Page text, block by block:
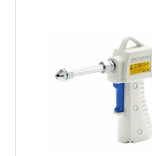
トイレットペー
パー ダブル60
ｍ 再生紙
100% 6ロール
リサイクル100